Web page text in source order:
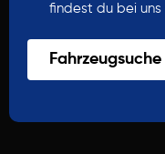
findest du bei
Fahrzeugsuche